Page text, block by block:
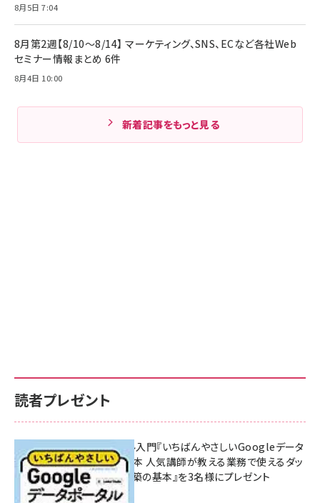
8月5日 7:04
8月第2週【8/10～8/14】 マーケティング、SNS、ECなど各社Web
セミナー情報まとめ 6件
8月4日 10:00
新着記事をもっと見る
読者プレゼント
無料BIツール入門『いちばんやさしいGoogleデータ
ポータルの教本 人気講師が教える業務で使えるダッ
シュボード構築の基本』を3名様にプレゼント
7月31日 10:00